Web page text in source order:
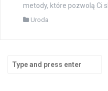
metody, które pozwolą Ci
Uroda
for: